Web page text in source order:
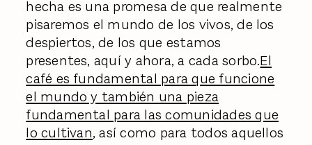
hecha es una promesa de que realmente
pisaremos el mundo de los vivos, de los
despiertos, de los que estamos
presentes, aquí y ahora, a cada sorbo.El
café es fundamental para que funcione
el mundo y también una pieza
fundamental para las comunidades que
lo cultivan, así como para todos aquellos